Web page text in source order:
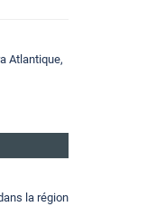
Atlantique,
la région